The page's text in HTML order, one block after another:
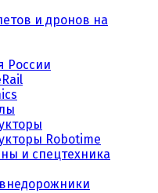
и дронов на
России
Robotime
и спецтехника